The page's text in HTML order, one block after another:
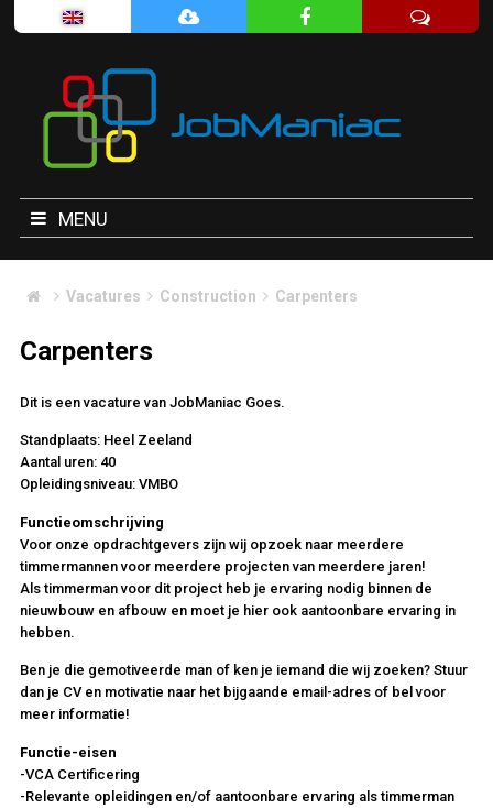
MENU
Vacatures Construction Carpenters
Carpenters
Dit is een vacature van JobManiac Goes.
Standplaats: Heel Zeeland
Aantal uren: 40
Opleidingsniveau: VMBO
Functieomschrijving
Voor onze opdrachtgevers zijn wij opzoek naar meerdere
timmermannen voor meerdere projecten van meerdere jaren!
Als timmerman voor dit project heb je ervaring nodig binnen de
nieuwbouw en afbouw en moet je hier ook aantoonbare ervaring in
hebben.
Ben je die gemotiveerde man of ken je iemand die wij zoeken? Stuur
dan je CV en motivatie naar het bijgaande email-adres of bel voor
meer informatie!
Functie-eisen
-VCA Certificering
-Relevante opleidingen en/of aantoonbare ervaring als timmerman